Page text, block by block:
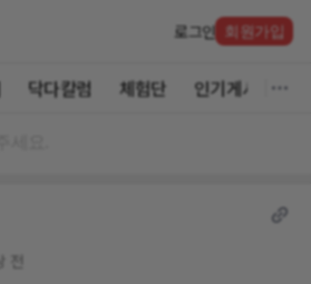
로그인 회원가입
닥다칼럼 체험단 인기게시글
전